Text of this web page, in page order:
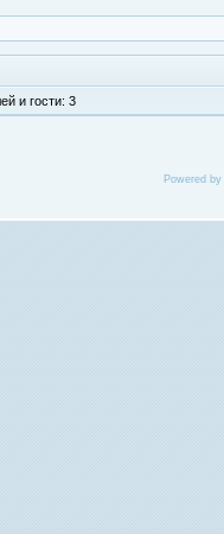
и гости: 3
Powered by